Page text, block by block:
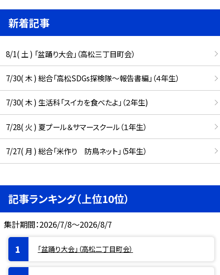
新着記事
8/1( 土 ) 「盆踊り大会」（高松三丁目町会）
7/30( 木 ) 総合「高松SDGs探検隊〜報告書編」（４年生）
7/30( 木 ) 生活科「スイカを食べたよ」（２年生)
7/28( 火 ) 夏プール＆サマースクール（１年生）
7/27( 月 ) 総合「米作り 防鳥ネット」（5年生）
記事ランキング（上位10位）
集計期間：2026/7/8～2026/8/7
「盆踊り大会」（高松二丁目町会）